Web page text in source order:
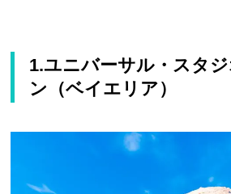
1.ユニバーサル・スタ
ン（ベイエリア）